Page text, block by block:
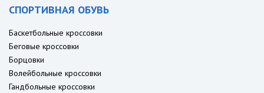
СПОРТИВНАЯ ОБУВЬ
Баскетбольные кроссовки
Беговые кроссовки
Борцовки
Волейбольные кроссовки
Гандбольные кроссовки